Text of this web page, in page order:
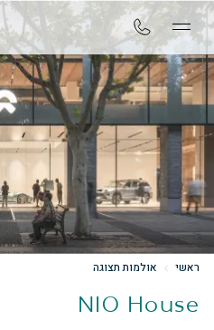
ראשי אולמות תצוגה
NIO House